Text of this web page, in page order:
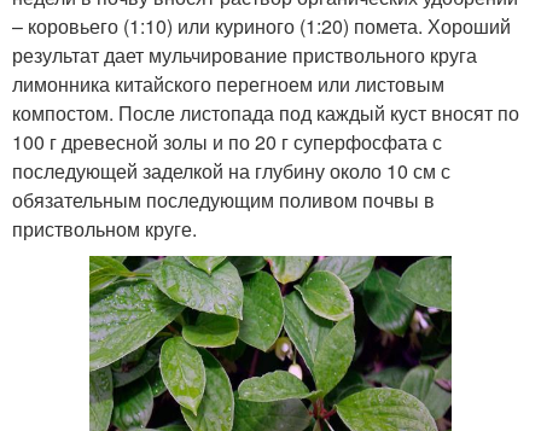
– коровьего (1:10) или куриного (1:20) помета. Хороший
результат дает мульчирование приствольного круга
лимонника китайского перегноем или листовым
компостом. После листопада под каждый куст вносят по
100 г древесной золы и по 20 г суперфосфата с
последующей заделкой на глубину около 10 см с
обязательным последующим поливом почвы в
приствольном круге.